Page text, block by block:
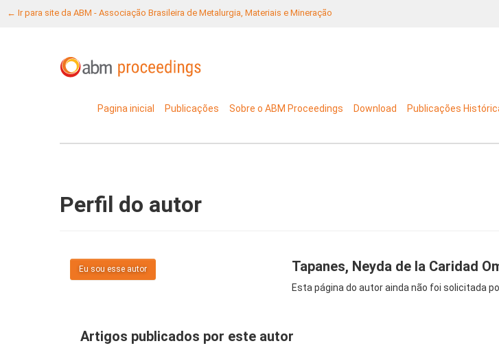
← Ir para site da ABM - Associação Brasileira de Metalurgia, Materiais e Mineração
Pagina inicial Publicações Sobre o ABM Proceedings Download Publicações
Perfil do autor
Eu sou esse autor Tapanes, Neyda de la Caridad
Esta página do autor ainda não foi solicitada
Artigos publicados por este autor